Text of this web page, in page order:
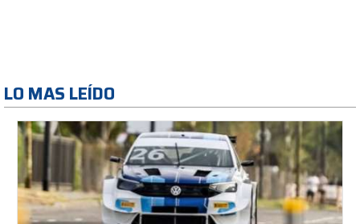
LO MAS LEÍDO